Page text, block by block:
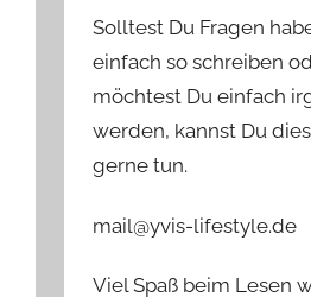
Solltest Du Fragen
einfach so schreiben
möchtest Du einfach
werden, kannst Du
gerne tun.
mail@yvis-lifestyle.de
Viel Spaß beim Lesen